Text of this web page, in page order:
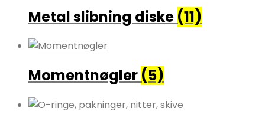
Metal slibning diske (11)
Momentnøgler (5)